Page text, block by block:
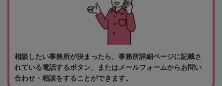
相談したい事務所が決まったら、事務所詳細ページに記載さ
れている電話するボタン、またはメールフォームからお問い
合わせ・相談をすることができます。